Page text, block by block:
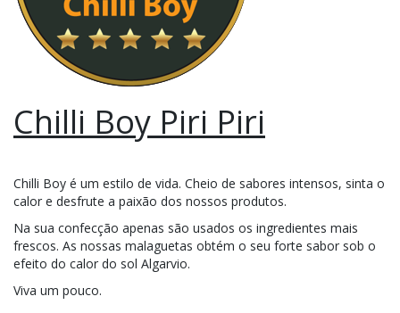
Chilli Boy Piri Piri
Chilli Boy é um estilo de vida. Cheio de sabores intensos, sinta o
calor e desfrute a paixão dos nossos produtos.
Na sua confecção apenas são usados os ingredientes mais
frescos. As nossas malaguetas obtém o seu forte sabor sob o
efeito do calor do sol Algarvio.
Viva um pouco.